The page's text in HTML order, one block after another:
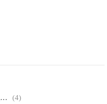
건축가가 말하는 좋은 집터의 조건 (자연 조건, 생활 편의, 장기적 안목)
(4)